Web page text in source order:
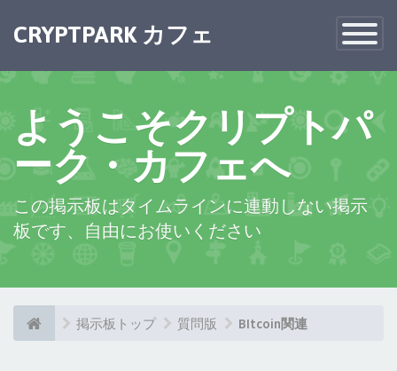
Toggle
CRYPTPARK カフェ
ようこそクリプトパ
ーク・カフェへ
この掲示板はタイムラインに連動しない掲示
板です、自由にお使いください
掲示板トップ 質問版 BItcoin関連